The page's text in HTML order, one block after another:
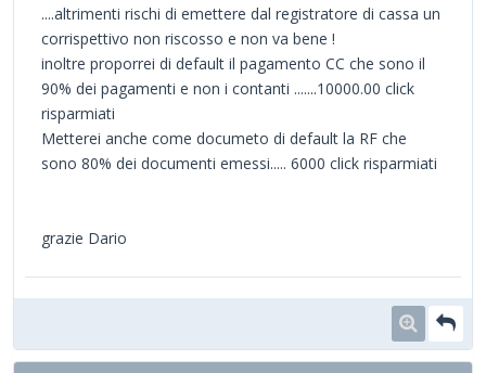
....altrimenti rischi di emettere dal registratore di cassa un
corrispettivo non riscosso e non va bene !
inoltre proporrei di default il pagamento CC che sono il
90% dei pagamenti e non i contanti .......10000.00 click
risparmiati
Metterei anche come documeto di default la RF che
sono 80% dei documenti emessi..... 6000 click risparmiati
grazie Dario